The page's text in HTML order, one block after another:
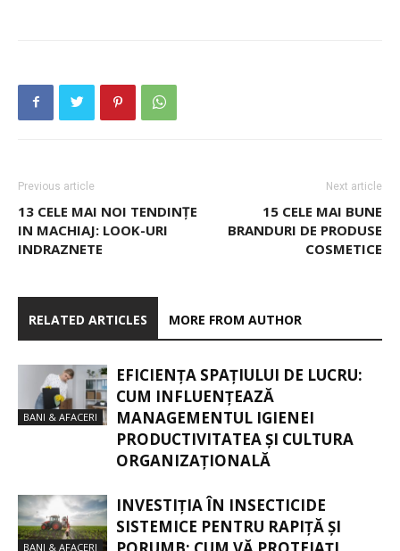
Previous article
13 CELE MAI NOI TENDINȚE
IN MACHIAJ: LOOK-URI
INDRAZNETE
Next article
15 CELE MAI BUNE
BRANDURI DE PRODUSE
COSMETICE
RELATED ARTICLES MORE FROM AUTHOR
BANI & AFACERI
EFICIENȚA SPAȚIULUI DE LUCRU:
CUM INFLUENȚEAZĂ
MANAGEMENTUL IGIENEI
PRODUCTIVITATEA ȘI CULTURA
ORGANIZAȚIONALĂ
BANI & AFACERI
INVESTIȚIA ÎN INSECTICIDE
SISTEMICE PENTRU RAPIȚĂ ȘI